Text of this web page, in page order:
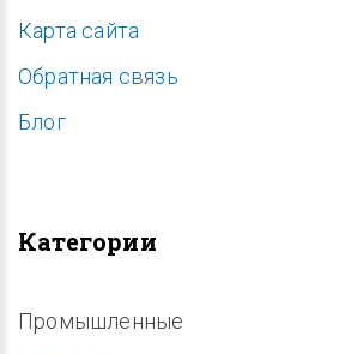
Карта сайта
Обратная связь
Блог
Категории
Промышленные